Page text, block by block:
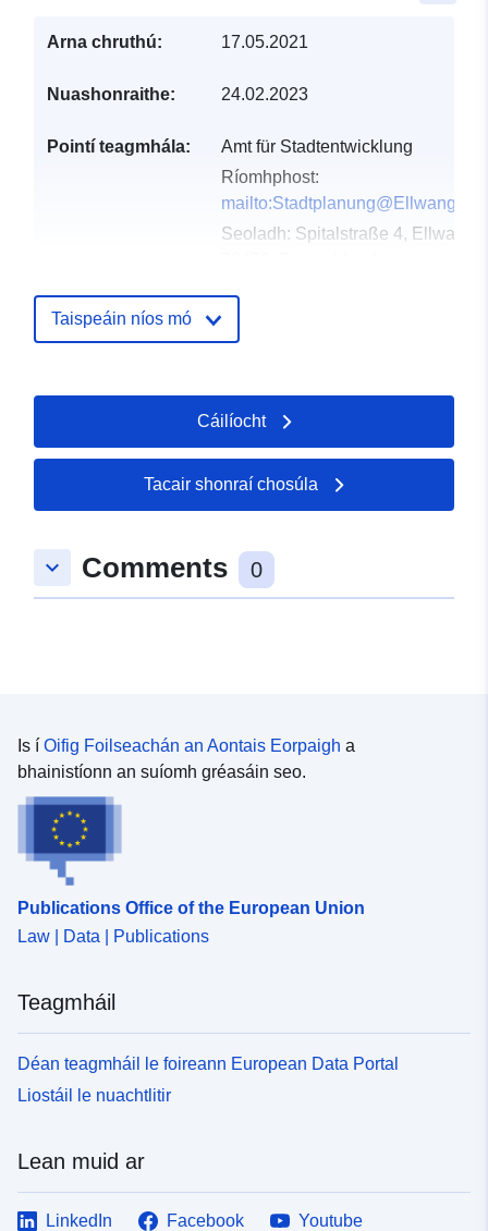
Arna chruthú: 17.05.2021
Nuashonraithe: 24.02.2023
Pointí teagmhála:
Amt für Stadtentwicklung
Ríomhphost:
Seoladh: Spitalstraße 4,
Taifead Catalóige: Curtha le data.europa.eu:
Nuashonraithe ar data.europa.eu:
25 July 2026
Comhordanáidí:
10.2519323, 48.9799602 ], [
10.2545861, 48.9789227 ], [
10.2519323, 48.9789227 ], [
Taispeáin níos mó
Cáilíocht
Tacair shonraí chosúla
keyboard_arrow_down Comments 0
Is í Oifig Foilseachán an Aontais Eorpaigh a
bhainistíonn an suíomh gréasáin seo.
Publications Office of the European Union
Law | Data | Publications
Teagmháil
Déan teagmháil le foireann European Data Portal
Liostáil le nuachtlitir
Lean muid ar
LinkedIn Facebook
Youtube